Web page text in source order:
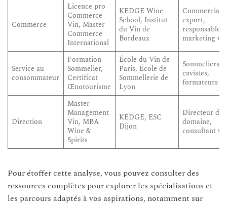
Commerce
Licence pro
Commerce
Vin, Master
Commerce
International
KEDGE Wine
School, Institut
du Vin de
Bordeaux
Commercial
export,
responsable
marketing vin
Service au
consommateur
Formation
Sommelier,
Certificat
Œnotourisme
École du Vin de
Paris, École de
Sommellerie de
Lyon
Sommeliers,
cavistes,
formateurs
Direction
Master
Management
Vin, MBA
Wine &
Spirits
KEDGE, ESC
Dijon
Directeur de
domaine,
consultant
Pour étoffer cette analyse, vous pouvez consulter des
ressources complètes pour explorer les spécialisations et
les parcours adaptés à vos aspirations, notamment sur